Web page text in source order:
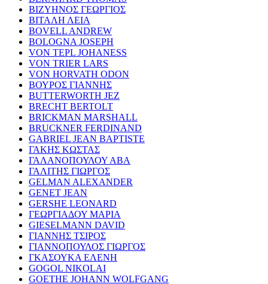
ΒΙΖΥΗΝΟΣ ΓΕΩΡΓΙΟΣ
ΒΙΤΑΛΗ ΛΕΙΑ
BOVELL ANDREW
BOLOGNA JOSEPH
VON TEPL JOHANESS
VON TRIER LARS
VON HORVATH ODON
ΒΟΥΡΟΣ ΓΙΑΝΝΗΣ
BUTTERWORTH JEZ
BRECHT BERTOLT
BRICKMAN MARSHALL
BRUCKNER FERDINAND
GABRIEL JEAN BAPTISTE
ΓΑΚΗΣ ΚΩΣΤΑΣ
ΓΑΛΑΝΟΠΟΥΛΟΥ ΑΒΑ
ΓΑΛΙΤΗΣ ΓΙΩΡΓΟΣ
GELMAN ALEXANDER
GENET JEAN
GERSHE LEONARD
ΓΕΩΡΓΙΑΔΟΥ ΜΑΡΙΑ
GIESELMANN DAVID
ΓΙΑΝΝΗΣ ΤΣΙΡΟΣ
ΓΙΑΝΝΟΠΟΥΛΟΣ ΓΙΩΡΓΟΣ
ΓΚΑΣΟΥΚΑ ΕΛΕΝΗ
GOGOL NIKOLAI
GOETHE JOHANN WOLFGANG